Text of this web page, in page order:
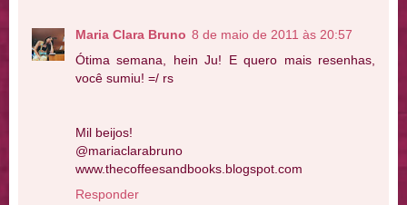
Maria Clara Bruno 8 de maio de 2011 às 20:57
Ótima semana, hein Ju! E quero mais resenhas,
você sumiu! =/ rs
Mil beijos!
@mariaclarabruno
www.thecoffeesandbooks.blogspot.com
Responder